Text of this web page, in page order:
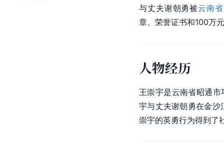
与丈夫谢朝勇被云南
章、荣誉证书和100万
人物经历
王崇宇是云南省昭通市
宇与丈夫谢朝勇在金沙
崇宇的英勇行为得到了